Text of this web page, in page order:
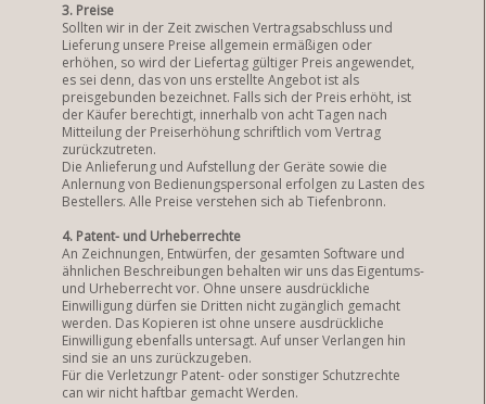
3. Preise
Sollten wir in der Zeit zwischen Vertragsabschluss und
Lieferung unsere Preise allgemein ermäßigen oder
erhöhen, so wird der Liefertag gültiger Preis angewendet,
es sei denn, das von uns erstellte Angebot ist als
preisgebunden bezeichnet. Falls sich der Preis erhöht, ist
der Käufer berechtigt, innerhalb von acht Tagen nach
Mitteilung der Preiserhöhung schriftlich vom Vertrag
zurückzutreten.
Die Anlieferung und Aufstellung der Geräte sowie die
Anlernung von Bedienungspersonal erfolgen zu Lasten des
Bestellers. Alle Preise verstehen sich ab Tiefenbronn.
4. Patent- und Urheberrechte
An Zeichnungen, Entwürfen, der gesamten Software und
ähnlichen Beschreibungen behalten wir uns das Eigentums-
und Urheberrecht vor. Ohne unsere ausdrückliche
Einwilligung dürfen sie Dritten nicht zugänglich gemacht
werden. Das Kopieren ist ohne unsere ausdrückliche
Einwilligung ebenfalls untersagt. Auf unser Verlangen hin
sind sie an uns zurückzugeben.
Für die Verletzungr Patent- oder sonstiger Schutzrechte
can wir nicht haftbar gemacht Werden.